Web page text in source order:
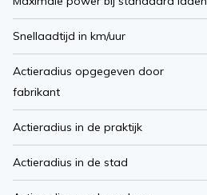
Snellaadtijd in km/uur
Actieradius opgegeven door
fabrikant
Actieradius in de praktijk
Actieradius in de stad